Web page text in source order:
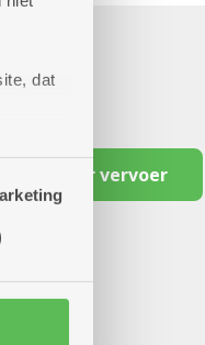
dat
Reserveer vervoer